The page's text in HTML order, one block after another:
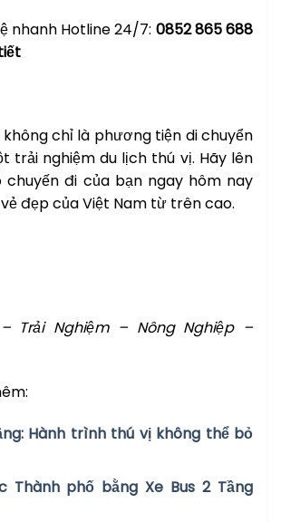
nhanh Hotline 24/7: 0852 865 688
không chỉ là phương tiện di chuyển
trải nghiệm du lịch thú vị. Hãy lên
chuyến đi của bạn ngay hôm nay
đẹp của Việt Nam từ trên cao.
Trải Nghiệm – Nông Nghiệp –
Hành trình thú vị không thể bỏ
Thành phố bằng Xe Bus 2 Tầng